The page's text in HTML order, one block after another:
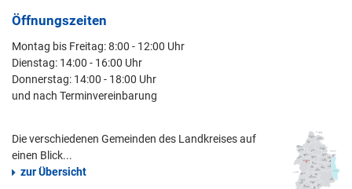
Öffnungszeiten
Montag bis Freitag: 8:00 - 12:00 Uhr
Dienstag: 14:00 - 16:00 Uhr
Donnerstag: 14:00 - 18:00 Uhr
und nach Terminvereinbarung
Die verschiedenen Gemeinden des Landkreises auf
einen Blick...
zur Übersicht